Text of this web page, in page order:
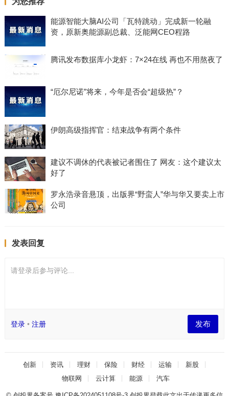
能源智能大脑AI公司「瓦特跳动」完成新一轮融
资，原新奥能源副总裁、泛能网CEO程路
腾讯发布数据库小龙虾：7×24在线 再也不用熬夜了
“厄尔尼诺”将来，今年是否会“超级热”？
伊朗高级指挥官：结束战争有两个条件
建议不调休的代表被记者围住了 网友：这个建议太
好了
罗永浩录音悬顶，出版界“野蛮人”华与华又要卖上市
公司
发表回复
请登录后参与评论...
登录• 注册 发布
创新 资讯 理财 保险 财经 运输
新股
物联网
云计算 能源 汽车